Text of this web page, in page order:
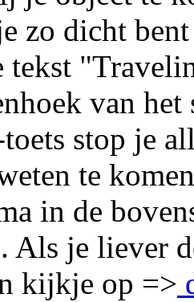
zo dicht
tekst
van het
stop je
te
in de
Als je liever
kijkje op =>